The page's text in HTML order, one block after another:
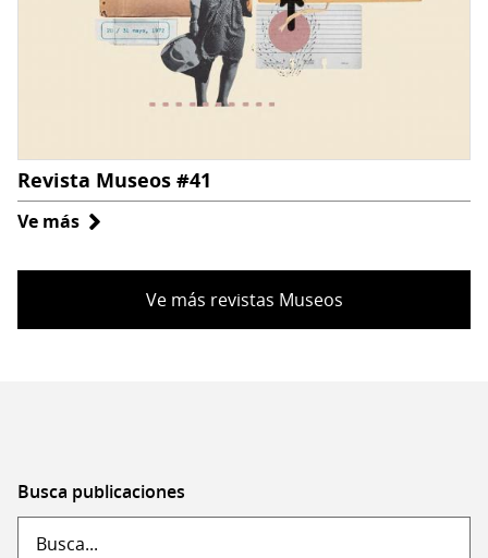
Revista Museos #41
Ve más sobre
Museos
Ve más revistas Museos
Busca publicaciones